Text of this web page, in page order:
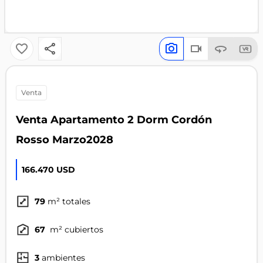
venta
Venta Apartamento 2 Dorm Cordón
Rosso Marzo2028
166.470 USD
79 m² totales
67 m² cubiertos
3 ambientes